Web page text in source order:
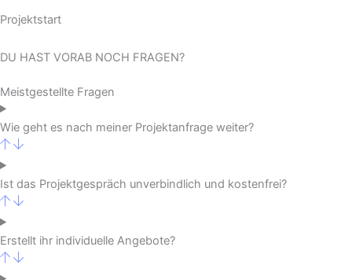
Projektstart
DU HAST VORAB NOCH FRAGEN?
Meistgestellte Fragen
Wie geht es nach meiner Projektanfrage weiter?
Ist das Projektgespräch unverbindlich und kostenfrei?
Erstellt ihr individuelle Angebote?